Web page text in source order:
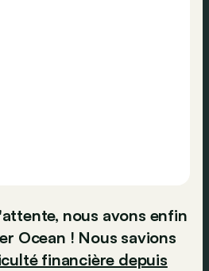
nous avons enfin
Ocean ! Nous savions
financière depuis